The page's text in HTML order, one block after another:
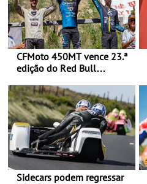
CFMoto 450MT vence 23.ª
edição do Red Bull
Categorias Adventure -
Vitória na Ultimate, Core e
Lite
Sidecars podem regressar